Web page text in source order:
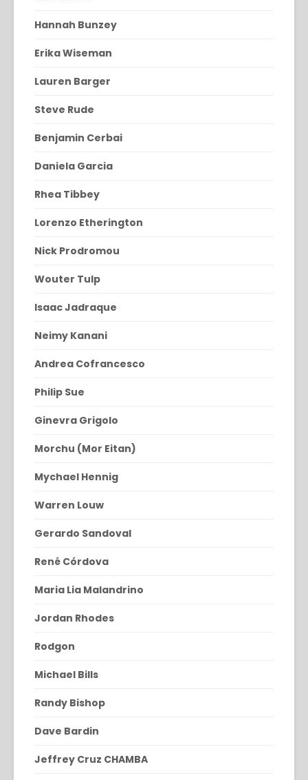
Hannah Bunzey
Erika Wiseman
Lauren Barger
Steve Rude
Benjamin Cerbai
Daniela Garcia
Rhea Tibbey
Lorenzo Etherington
Nick Prodromou
Wouter Tulp
Isaac Jadraque
Neimy Kanani
Andrea Cofrancesco
Philip Sue
Ginevra Grigolo
Morchu (Mor Eitan)
Mychael Hennig
Warren Louw
Gerardo Sandoval
René Córdova
Maria Lia Malandrino
Jordan Rhodes
Rodgon
Michael Bills
Randy Bishop
Dave Bardin
Jeffrey Cruz CHAMBA